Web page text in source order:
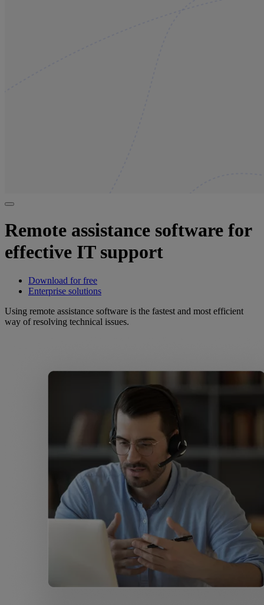
Remote assistance software for
effective IT support
Download for free
Enterprise solutions
Using remote assistance software is the fastest and most efficient
way of resolving technical issues.